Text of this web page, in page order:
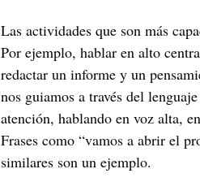
Las actividades que son más
Por ejemplo, hablar en alto
redactar un informe y un
nos guiamos a través del
atención, hablando en voz alta,
Frases como “vamos a abrir el
similares son un ejemplo.